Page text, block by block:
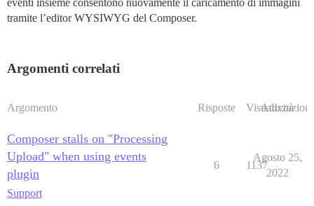
tramite l’editor WYSIWYG del Composer.
Argomenti correlati
Argomento Risposte Visualizzazioni
Attività
Composer stalls on "Processing
Upload" when using events
plugin
Support
6 1137
Agosto 25,
2022